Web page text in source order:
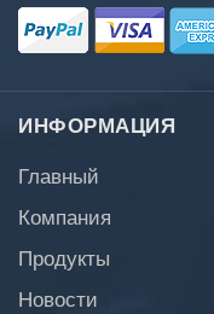
ИНФОРМАЦИЯ
Главный
Компания
Продукты
Новости